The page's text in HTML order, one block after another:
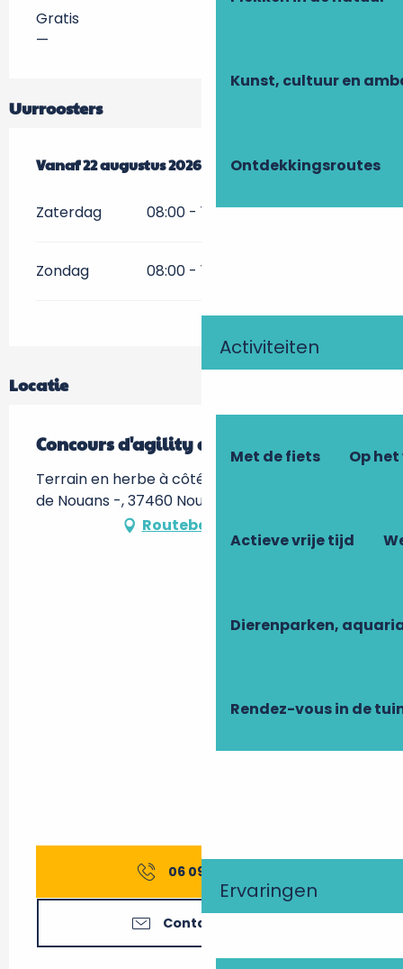
Kunst, cultuur en
Ontdekkingsroutes
Activiteiten
Met de fiets Op
Actieve vrije tijd
Dierenparken,
Rendez-vous in de
Ervaringen
Gratis
—
Uurroosters
Vanaf22 augustus 2026 23 augustus 2026
Vanaf22 augustus 2026 23 augustus 2026
Zaterdag 08:00 - 18:00
Zondag 08:00 - 18:00
Locatie
Concours d'agility canin
Terrain en herbe à côté de la salle polyvalente
de Nouans -, 37460 Nouans-les-Fontaines
Routebeschrijving
06 09 20 78
Contacteer ons